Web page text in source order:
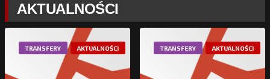
AKTUALNOŚCI
TRANSFERY AKTUALNOŚCI TRANSFERY AKTUALNOŚCI